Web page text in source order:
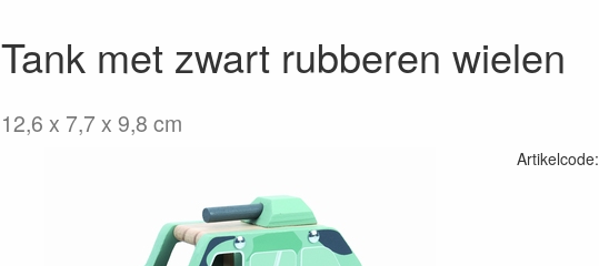
Tank met zwart rubberen wielen
12,6 x 7,7 x 9,8 cm
Artikelcode: